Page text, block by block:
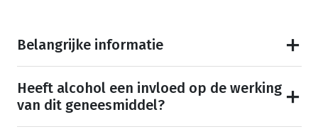
Belangrijke informatie
Heeft alcohol een invloed op de werking
van dit geneesmiddel?